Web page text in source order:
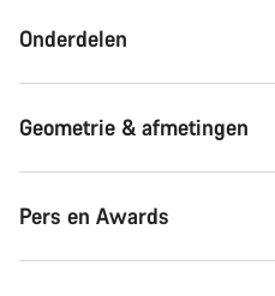
Onderdelen
Geometrie & afmetingen
Pers en Awards
Onze deskundige